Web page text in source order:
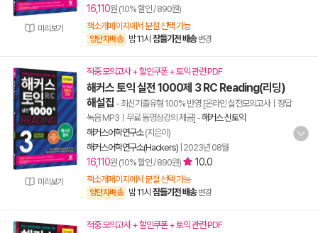
미리보기
16,110원 (10% 할인 / 890원)
책소개페이지에서 분철 선택 가능
양탄자배송 밤 11시 잠들기전 배송 변경
미리보기
적중 모의고사 + 할인쿠폰 + 토익 관련 PDF
해커스 토익 실전 1000제 3 RC Reading(리딩)
해설집 - 최신기출유형 100% 반영 [온라인 실전모의고사ㅣ정답
녹음 MP3ㅣ무료 동영상강의 제공] -해커스 신토익
해커스어학연구소(지은이)
해커스어학연구소(Hackers) 2023년 08월
16,110원 (10% 할인 / 890원) 10.0
책소개페이지에서 분철 선택 가능
양탄자배송 밤 11시 잠들기전 배송 변경
적중 모의고사 + 할인쿠폰 + 토익 관련 PDF